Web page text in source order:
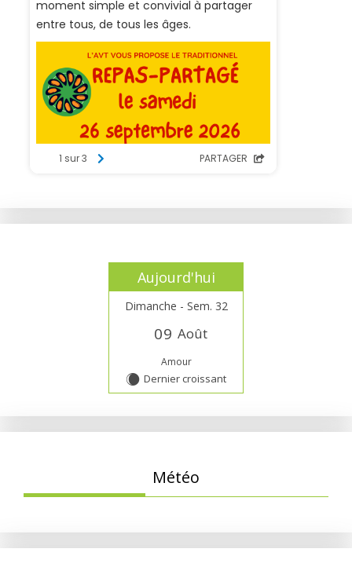
Aujourd'hui
Dimanche - Sem. 32
09 Août
Amour
X Dernier croissant
Météo